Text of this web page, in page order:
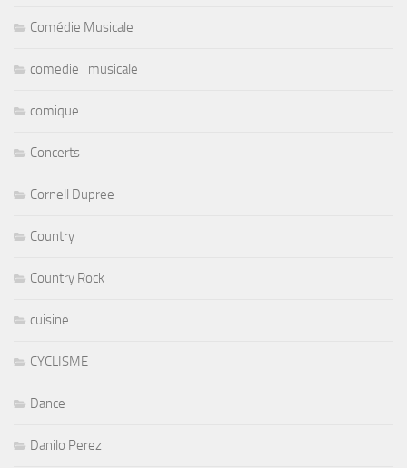
Comédie Musicale
comedie_musicale
comique
Concerts
Cornell Dupree
Country
Country Rock
cuisine
CYCLISME
Dance
Danilo Perez